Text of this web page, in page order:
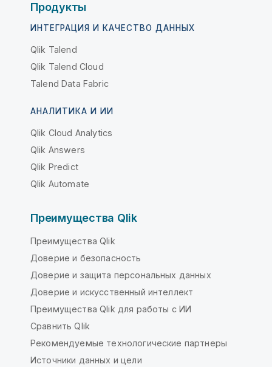
Продукты
ИНТЕГРАЦИЯ И КАЧЕСТВО ДАННЫХ
Qlik Talend
Qlik Talend Cloud
Talend Data Fabric
АНАЛИТИКА И ИИ
Qlik Cloud Analytics
Qlik Answers
Qlik Predict
Qlik Automate
Преимущества Qlik
Преимущества Qlik
Доверие и безопасность
Доверие и защита персональных данных
Доверие и искусственный интеллект
Преимущества Qlik для работы с ИИ
Сравнить Qlik
Рекомендуемые технологические партнеры
Источники данных и цели